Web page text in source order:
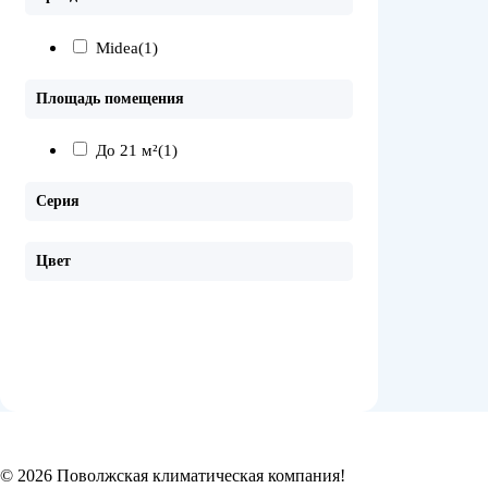
Midea(1)
Площадь помещения
До 21 м²(1)
Серия
Цвет
© 2026 Поволжская климатическая компания!